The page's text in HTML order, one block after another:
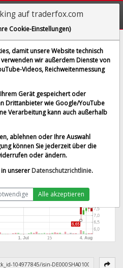
AG
| ISIN DE000SHA0100]
-3,44 %
06.08.2026 um 09:15 Uhr
FFM sind 15 Minuten verzögert
auf traderfox.com
Cookie-Einstellungen)
damit unsere Website technisch
wir außerdem Dienste von
Videos, Reichweitenmessung
Gerät gespeichert oder
Drittanbieter wie Google/YouTube
Verarbeitung kann auch außerhalb
ablehnen oder Ihre Auswahl
können Sie jederzeit über die
oder ändern.
unserer Datenschutzrichtlinie.
Alle akzeptieren